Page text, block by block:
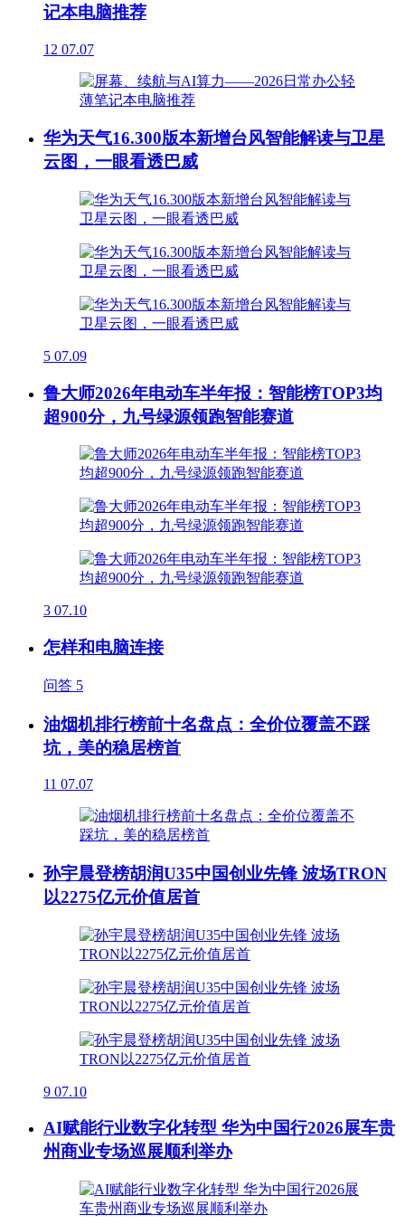
记本电脑推荐
12 07.07
华为天气16.300版本新增台风智能解读与卫星
云图，一眼看透巴威
5 07.09
鲁大师2026年电动车半年报：智能榜TOP3均
超900分，九号绿源领跑智能赛道
3 07.10
怎样和电脑连接
问答 5
油烟机排行榜前十名盘点：全价位覆盖不踩
坑，美的稳居榜首
11 07.07
孙宇晨登榜胡润U35中国创业先锋 波场TRON
以2275亿元价值居首
9 07.10
AI赋能行业数字化转型 华为中国行2026展车贵
州商业专场巡展顺利举办